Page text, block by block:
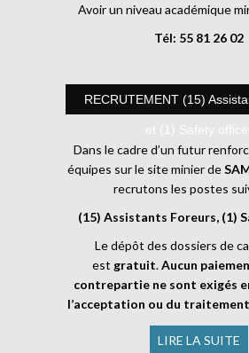
Avoir un niveau académique
Tél: 55 81 26 02
RECRUTEMENT (15)
et (1) Safety officer
Dans le cadre d’un futur
équipes sur le site minier de
recrutons les postes
(15) Assistants Foreurs, (1)
Le dépôt des dossiers de
est gratuit.Aucun
contrepartie ne sont exigés
l’acceptation ou du
LIRE LA SUITE